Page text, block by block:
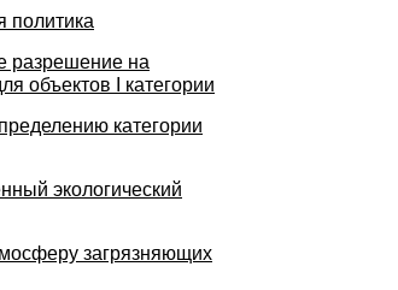
политика
разрешение на
объектов I категории
категории
экологический
загрязняющих